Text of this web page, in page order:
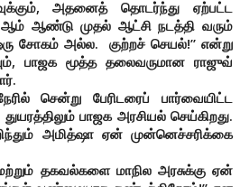
அதனைத் தொடர்ந்து ஏற்பட்ட
–ஆம் ஆண்டு முதல் ஆட்சி நடத்தி வரும்
சோகம் அல்ல. குற்றச் செயல்!” என்று
பாஜக மூத்த தலைவருமான ராஜுவ்
சென்று பேரிடரைப் பார்வையிட்ட
துயரத்திலும் பாஜக அரசியல் செய்கிறது.
அமித்ஷா ஏன் முன்னெச்சரிக்கை
தகவல்களை மாநில அரசுக்கு ஏன்